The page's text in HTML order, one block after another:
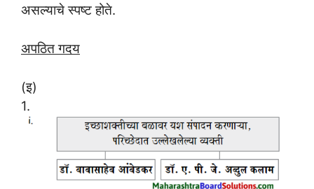
असल्याचे स्पष्ट होते.
अपठित गदय
(इ)
1.